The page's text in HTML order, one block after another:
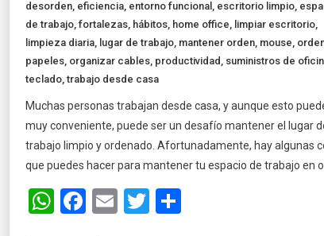
desorden eficiencia entorno funcional escritorio limpio
de trabajo ,fortalezas hábitos home office limpiar escritorio
limpieza diaria lugar de trabajo mantener orden mouse
papeles organizar cables productividad suministros de
teclado ,trabajo desde casa
Muchas personas trabajan desde casa, y aunque esto
muy conveniente, puede ser un desafío mantener el lugar
trabajo limpio y ordenado. Afortunadamente, hay algunas
que puedes hacer para mantener tu espacio de trabajo en
WhatsApp
Facebook
EmailTwitter